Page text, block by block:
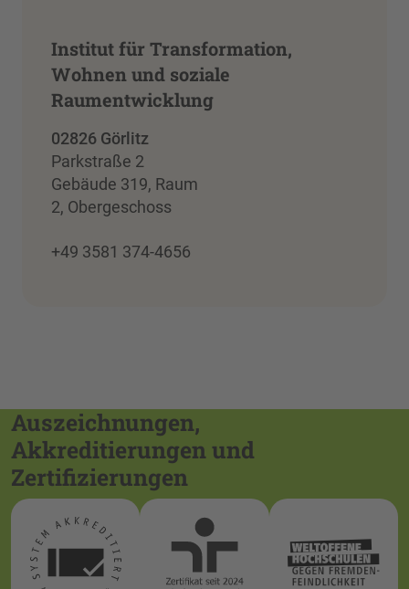
Institut für Transformation,
Wohnen und soziale
Raumentwicklung
02826 Görlitz
Parkstraße 2
Gebäude 319, Raum
2, Obergeschoss
+49 3581 374-4656
Auszeichnungen,
Akkreditierungen und
Zertifizierungen